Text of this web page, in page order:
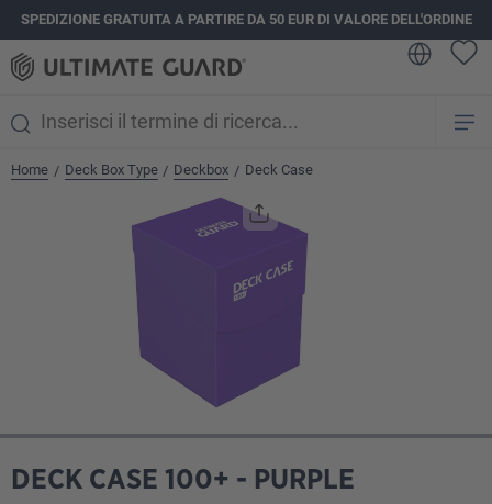
principale
SPEDIZIONE GRATUITA A PARTIRE DA 50 EUR DI VALORE DELL'ORDINE
Home / Deck Box Type / Deckbox / Deck Case
DECK CASE 100+ - PURPLE